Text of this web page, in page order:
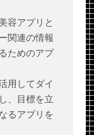
容アプリと
関連の情報
ためのアプ
用してダイ
、目標を立
るアプリを